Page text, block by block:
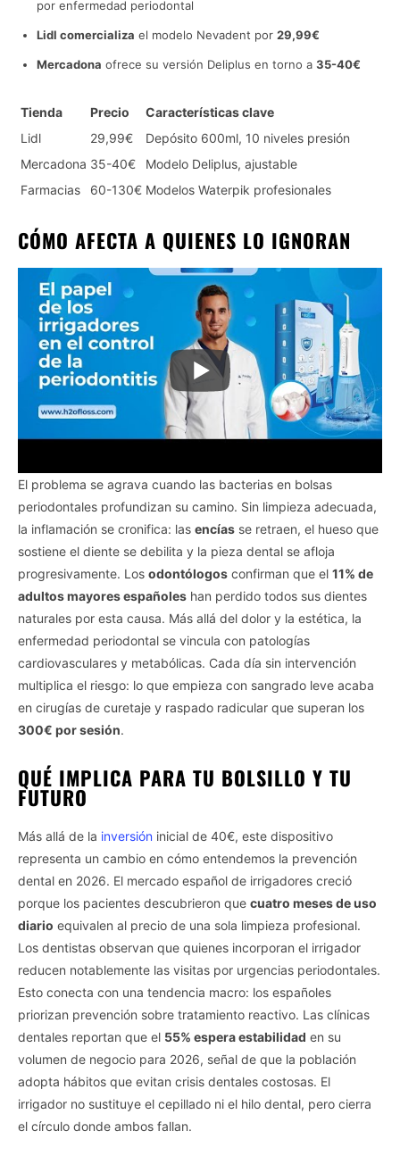
por enfermedad periodontal
Lidl comercializa el modelo Nevadent por 29,99€
Mercadona ofrece su versión Deliplus en torno a 35-40€
Tienda Precio
Características clave
Lidl
29,99€
Depósito 600ml, 10 niveles presión
Mercadona 35-40€
Modelo Deliplus, ajustable
Farmacias
60-130€ Modelos Waterpik profesionales
CÓMO AFECTA A QUIENES LO IGNORAN
El problema se agrava cuando las bacterias en bolsas
periodontales profundizan su camino. Sin limpieza adecuada,
la inflamación se cronifica: las encías se retraen, el hueso que
sostiene el diente se debilita y la pieza dental se afloja
progresivamente. Los odontólogos confirman que el 11% de
adultos mayores españoles han perdido todos sus dientes
naturales por esta causa. Más allá del dolor y la estética, la
enfermedad periodontal se vincula con patologías
cardiovasculares y metabólicas. Cada día sin intervención
multiplica el riesgo: lo que empieza con sangrado leve acaba
en cirugías de curetaje y raspado radicular que superan los
300€ por sesión.
QUÉ IMPLICA PARA TU BOLSILLO Y TU
FUTURO
Más allá de la inversión inicial de 40€, este dispositivo
representa un cambio en cómo entendemos la prevención
dental en 2026. El mercado español de irrigadores creció
porque los pacientes descubrieron que cuatro meses de uso
diario equivalen al precio de una sola limpieza profesional.
Los dentistas observan que quienes incorporan el irrigador
reducen notablemente las visitas por urgencias periodontales.
Esto conecta con una tendencia macro: los españoles
priorizan prevención sobre tratamiento reactivo. Las clínicas
dentales reportan que el 55% espera estabilidad en su
volumen de negocio para 2026, señal de que la población
adopta hábitos que evitan crisis dentales costosas. El
irrigador no sustituye el cepillado ni el hilo dental, pero cierra
el círculo donde ambos fallan.